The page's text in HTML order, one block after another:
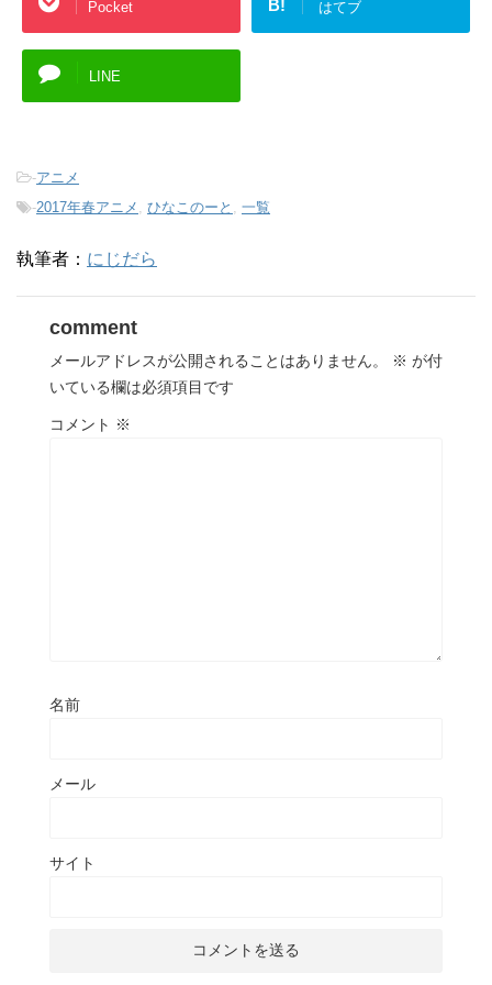
Pocket B! はてブ
LINE
-アニメ
-2017年春アニメ , ひなこのーと , 一覧
執筆者： にじだら
comment
メールアドレスが公開されることはありません。 ※ が付
いている欄は必須項目です
コメント ※
名前
メール
サイト